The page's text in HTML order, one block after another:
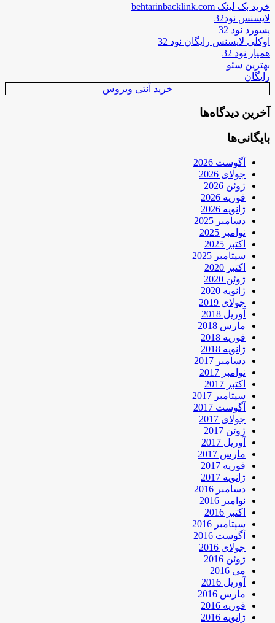
خرید بک لینک behtarinbacklink.com
لایسنس نود32
پسورد نود 32
اوکلی لایسنس رایگان نود 32
همیار نود 32
بهترین سئو
رایگان
خرید آنتی ویروس
آخرین دیدگاه‌ها
بایگانی‌ها
آگوست 2026
جولای 2026
ژوئن 2026
فوریه 2026
ژانویه 2026
دسامبر 2025
نوامبر 2025
اکتبر 2025
سپتامبر 2025
اکتبر 2020
ژوئن 2020
ژانویه 2020
جولای 2019
آوریل 2018
مارس 2018
فوریه 2018
ژانویه 2018
دسامبر 2017
نوامبر 2017
اکتبر 2017
سپتامبر 2017
آگوست 2017
جولای 2017
ژوئن 2017
آوریل 2017
مارس 2017
فوریه 2017
ژانویه 2017
دسامبر 2016
نوامبر 2016
اکتبر 2016
سپتامبر 2016
آگوست 2016
جولای 2016
ژوئن 2016
می 2016
آوریل 2016
مارس 2016
فوریه 2016
ژانویه 2016